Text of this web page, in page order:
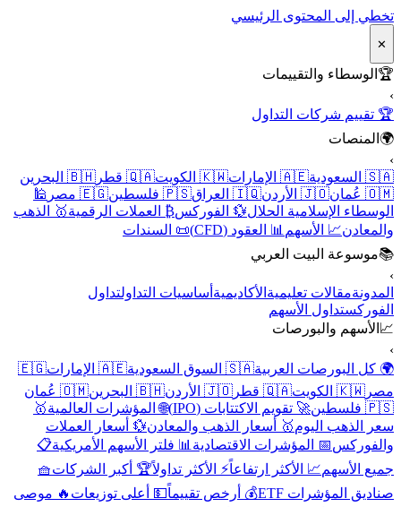
تخطي إلى المحتوى الرئيسي
✕
🏆الوسطاء والتقييمات
🏆 تقييم شركات التداول
🌍المنصات
🇸🇦 السعودية
🇦🇪 الإمارات 🇰🇼 الكويت 🇶🇦 قطر
🇧🇭 البحرين
🇴🇲 عُمان
🇯🇴 الأردن 🇮🇶 العراق 🇵🇸 فلسطين 🇪🇬 مصر
🕌
الوسطاء الإسلامية الحلال 💱 الفوركس ₿ العملات الرقمية🥇 الذهب
والمعادن📈 الأسهم📊 العقود (CFD)
📜 السندات
📚موسوعة البيت العربي
المدونةمقالات تعليميةالأكاديميةأساسيات التداولتداول
الفوركستداول الأسهم
📈الأسهم والبورصات
🌍 كل البورصات العربية🇸🇦 السوق السعودية 🇦🇪 الإمارات
🇪🇬
مصر 🇰🇼 الكويت 🇶🇦 قطر 🇯🇴 الأردن 🇧🇭 البحرين
🇴🇲 عُمان
🇵🇸 فلسطين
🚀 تقويم الاكتتابات (IPO) 🌐 المؤشرات العالمية🥇
سعر الذهب اليوم🥇 أسعار الذهب والمعادن💱 أسعار العملات
والفوركس 📅 المؤشرات الاقتصادية📊 فلتر الأسهم الأمريكية📋
جميع الأسهم📈 الأكثر ارتفاعاً⚡ الأكثر تداولاً🏆 أكبر الشركات🧺
صناديق المؤشرات ETF
💰 أرخص تقييماً💵 أعلى توزيعات🔥 موصى